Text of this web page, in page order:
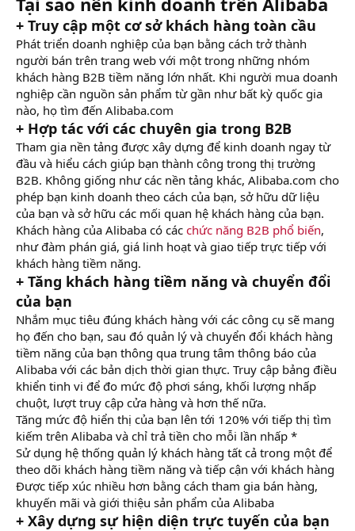
+ Truy cập một cơ sở khách hàng toàn cầu
Phát triển doanh nghiệp của bạn bằng cách trở thành
người bán trên trang web với một trong những nhóm
khách hàng B2B tiềm năng lớn nhất. Khi người mua doanh
nghiệp cần nguồn sản phẩm từ gần như bất kỳ quốc gia
nào, họ tìm đến Alibaba.com
+ Hợp tác với các chuyên gia trong B2B
Tham gia nền tảng được xây dựng để kinh doanh ngay từ
đầu và hiểu cách giúp bạn thành công trong thị trường
B2B. Không giống như các nền tảng khác, Alibaba.com cho
phép bạn kinh doanh theo cách của bạn, sở hữu dữ liệu
của bạn và sở hữu các mối quan hệ khách hàng của bạn.
Khách hàng của Alibaba có các chức năng B2B phổ biến,
như đàm phán giá, giá linh hoạt và giao tiếp trực tiếp với
khách hàng tiềm năng.
+ Tăng khách hàng tiềm năng và chuyển đổi
của bạn
Nhắm mục tiêu đúng khách hàng với các công cụ sẽ mang
họ đến cho bạn, sau đó quản lý và chuyển đổi khách hàng
tiềm năng của bạn thông qua trung tâm thông báo của
Alibaba với các bản dịch thời gian thực. Truy cập bảng điều
khiển tinh vi để đo mức độ phơi sáng, khối lượng nhấp
chuột, lượt truy cập cửa hàng và hơn thế nữa.
Tăng mức độ hiển thị của bạn lên tới 120% với tiếp thị tìm
kiếm trên Alibaba và chỉ trả tiền cho mỗi lần nhấp *
Sử dụng hệ thống quản lý khách hàng tất cả trong một để
theo dõi khách hàng tiềm năng và tiếp cận với khách hàng
Được tiếp xúc nhiều hơn bằng cách tham gia bán hàng,
khuyến mãi và giới thiệu sản phẩm của Alibaba
+ Xây dựng sự hiện diện trực tuyến của bạn